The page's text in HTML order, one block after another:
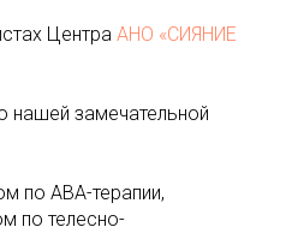
Центра АНО «СИЯНИЕ
нашей замечательной
по АВА-терапии,
по телесно-